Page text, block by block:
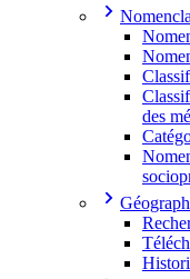
des